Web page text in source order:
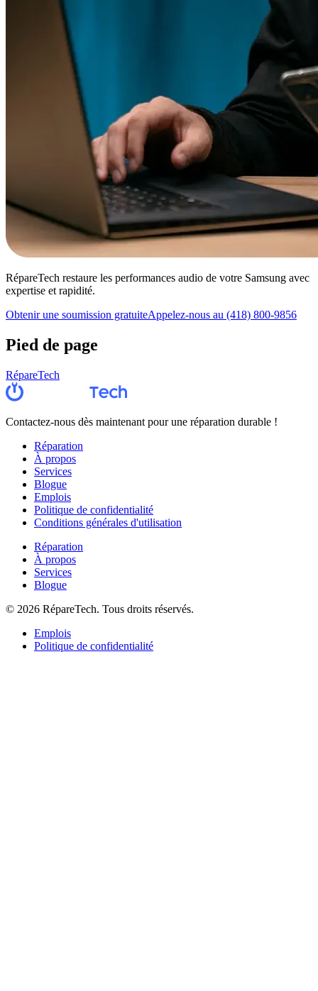
RépareTech restaure les performances audio de votre Samsung avec
expertise et rapidité.
Obtenir une soumission gratuiteAppelez-nous au (418) 800-9856
Pied de page
RépareTech
Contactez-nous dès maintenant pour une réparation durable !
Réparation
À propos
Services
Blogue
Emplois
Politique de confidentialité
Conditions générales d'utilisation
Réparation
À propos
Services
Blogue
© 2026 RépareTech. Tous droits réservés.
Emplois
Politique de confidentialité